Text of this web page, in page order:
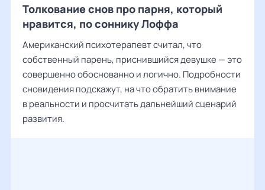
Толкование снов про парня, который
нравится, по соннику Лоффа
Американский психотерапевт считал, что
собственный парень, приснившийся девушке — это
совершенно обоснованно и логично. Подробности
сновидения подскажут, на что обратить внимание
в реальности и просчитать дальнейший сценарий
развития.